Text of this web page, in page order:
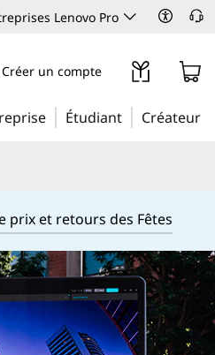
Lenovo Pro
un compte
Étudiant Créateur
prix et retours des Fêtes